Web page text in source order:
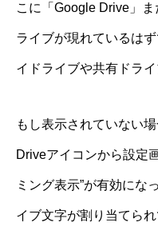
こに「Google Drive」
ライブが現れているは
イドライブや共有ドラ
もし表示されていない
Driveアイコンから設定
ミング表示”が有効にな
イブ文字が割り当てら